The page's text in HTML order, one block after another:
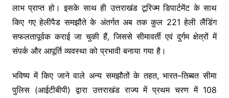
लाभ प्राप्त हो। इसके साथ ही उत्तराखंड टूरिज्म डिपार्टमेंट के साथ
किए गए हेलीपैड समझौते के अंतर्गत अब तक कुल 221 हेली लैंडिंग
सफलतापूर्वक कराई जा चुकी हैं, जिससे सीमावर्ती एवं दुर्गम क्षेत्रों में
संपर्क और आपूर्ति व्यवस्था को प्रभावी बनाया गया है।
भविष्य में किए जाने वाले अन्य समझौतों के तहत, भारत–तिब्बत सीमा
पुलिस (आईटीबीपी) द्वारा उत्तराखंड राज्य में प्रथम चरण में 108